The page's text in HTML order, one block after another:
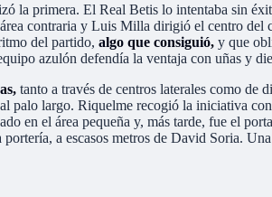
la primera. El Real Betis lo intentaba sin
contraria y Luis Milla dirigió el centro del
del partido, algo que consiguió, y que
azulón defendía la ventaja con uñas y
tanto a través de centros laterales como
palo largo. Riquelme recogió la iniciativa
en el área pequeña y, más tarde, fue el
a escasos metros de David Soria.